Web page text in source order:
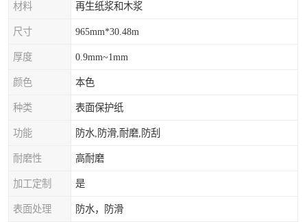
材料 再生纸浆和木浆
尺寸 965mm*30.48m
厚度 0.9mm~1mm
颜色 本色
种类 表面保护纸
功能 防水,防滑,耐磨,防刮
耐磨性 高耐磨
加工定制 是
表面处理 防水，防滑